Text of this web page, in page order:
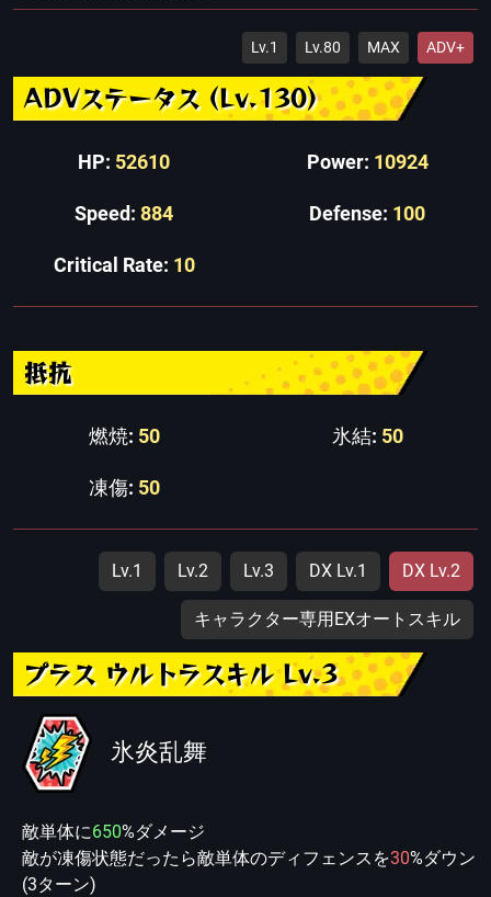
Lv.1 Lv.80 MAX ADV+
ADVステータス (Lv.130)
HP: 52610 Power: 10924
Speed: 884 Defense: 100
Critical Rate: 10
抵抗
燃焼: 50 氷結: 50
凍傷: 50
Lv.1 Lv.2 Lv.3 DX Lv.1 DX Lv.2
キャラクター専用EXオートスキル
プラス ウルトラスキル Lv.3
氷炎乱舞
敵単体に650%ダメージ
敵が凍傷状態だったら敵単体のディフェンスを30%ダウン
(3ターン)